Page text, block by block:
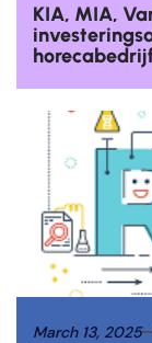
KIA, MIA,
March 13, 2025